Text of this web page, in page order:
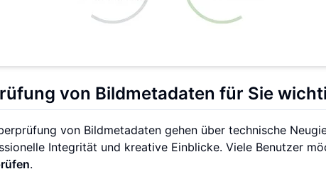
von Bildmetadaten für Sie
von Bildmetadaten gehen über technische
Integrität und kreative Einblicke. Viele Benutzer
.